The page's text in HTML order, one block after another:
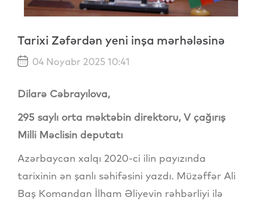
Tarixi Zəfərdən yeni inşa mərhələsinə
04 Noyabr 2025 10:41
Dilarə Cəbrayılova,
295 saylı orta məktəbin direktoru, V çağırış
Milli Məclisin deputatı
Azərbaycan xalqı 2020-ci ilin payızında
tarixinin ən şanlı səhifəsini yazdı. Müzəffər Ali
Baş Komandan İlham Əliyevin rəhbərliyi ilə